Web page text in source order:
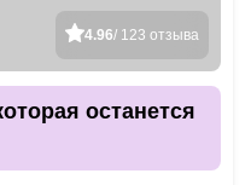
4.96/ 123 отзыва
останется